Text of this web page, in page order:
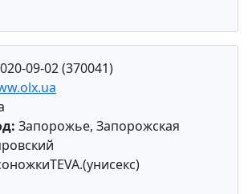
09-02 (370041)
Запорожье, Запорожская